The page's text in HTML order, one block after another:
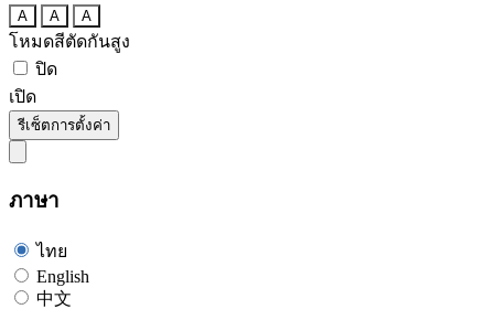
A A A
โหมดสีตัดกันสูง
ปิด
เปิด
รีเซ็ตการตั้งค่า
ภาษา
ไทย
English
中文